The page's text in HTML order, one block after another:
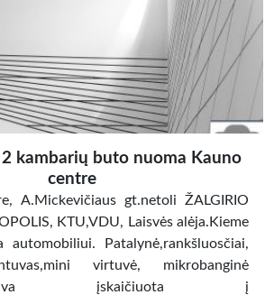
kambarių buto nuoma Kauno
centre
A.Mickevičiaus gt.netoli ŽALGIRIO
KTU,VDU, Laisvės alėja.Kieme
automobiliui. Patalynė,rankšluosčiai,
virtuvė, mikrobanginė
įskaičiuota į